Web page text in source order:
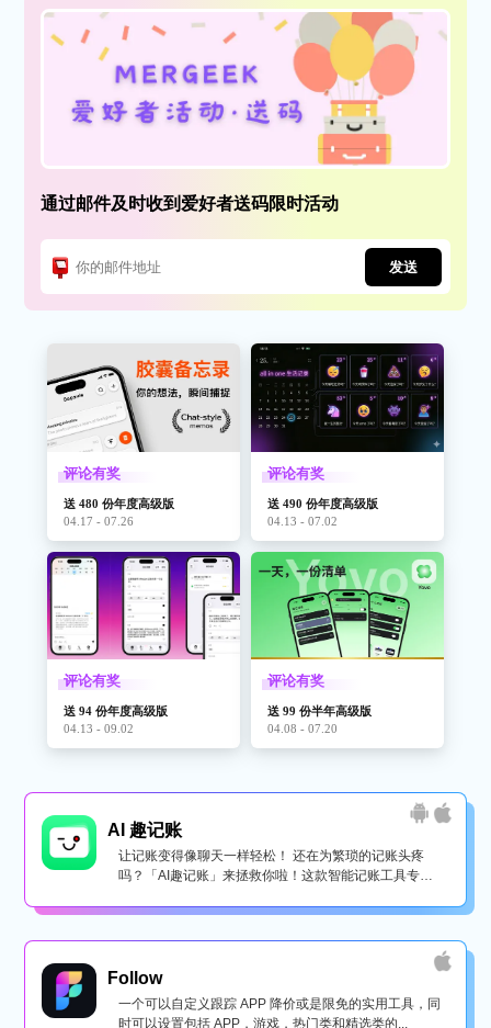
通过邮件及时收到爱好者送码限时活动
发送
评论有奖
送 480 份年度高级版
04.17 - 07.26
评论有奖
送 490 份年度高级版
04.13 - 07.02
评论有奖
送 94 份年度高级版
04.13 - 09.02
评论有奖
送 99 份半年高级版
04.08 - 07.20
AI 趣记账
让记账变得像聊天一样轻松！ 还在为繁琐的记账头疼
吗？「AI趣记账」来拯救你啦！这款智能记账工具专为
Follow
一个可以自定义跟踪 APP 降价或是限免的实用工具，同
时可以设置包括 APP，游戏，热门类和精选类的...